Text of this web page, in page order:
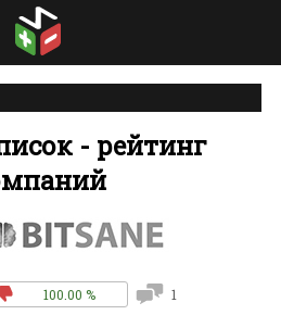
- рейтинг
100.00 % 1